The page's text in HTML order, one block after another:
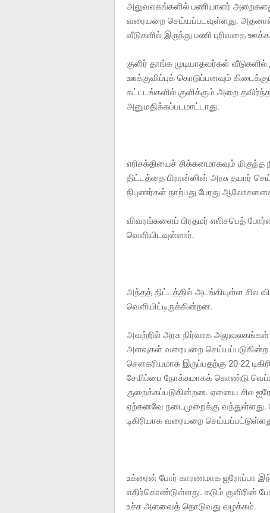
அலுவலகங்களில் பணியாளர் அறைகளது
வரையறை செய்யப்படவுள்ளது.
வீடுகளில் இருந்து பணி புரிவதை
குளிர் தாங்க முடியாதவர்கள்
ஊக்குவிப்புக் கொடுப்பனவும்
கட்டடங்களில் குளிக்கும் அறை
அனுமதிக்கப்படமாட்டாது.
எரிசக்தியைச் சிக்கனமாகவும்
திட்டத்தை பிரான்ஸின் அரசு தயார்
நிபுணர்கள் நாற்பது பேரது
விவரங்களைப் பிரதமர் எலிசபெத்
வெளியிடவுள்ளார்.
அந்தத் திட்டத்தில் அடங்கியுள்ள சில
வெளியிட்டிருக்கின்றன.
அவற்றில் அரசு நிர்வாக
அளவுகள் வரையறை செய்யப்படுகின்ற
சௌகரியமாக இருப்பதற்கு 20-22
சேமிப்பை நோக்கமாகக் கொண்டு
குறைக்கப்படுகின்றன. ஏனைய சில
ஏற்கனவே நடைமுறைக்கு வந்துள்ளது.
டிகிரியாக வரையறை
உக்ரைன் போர் காரணமாக ஐரோப்பா
எதிர்கொண்டுள்ளது. கடும் குளிரின்
உச்ச அளவைத் தொடுவது வழக்கம்.